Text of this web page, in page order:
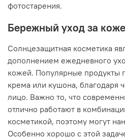
фотостарения.
Бережный уход за
Солнцезащитная косметика
дополнением ежедневного
кожей. Популярные продукты
крема или кушона, благодаря
лицо. Важно то, что
отлично работают в
косметикой, поэтому могут
Особенно хорошо с этой